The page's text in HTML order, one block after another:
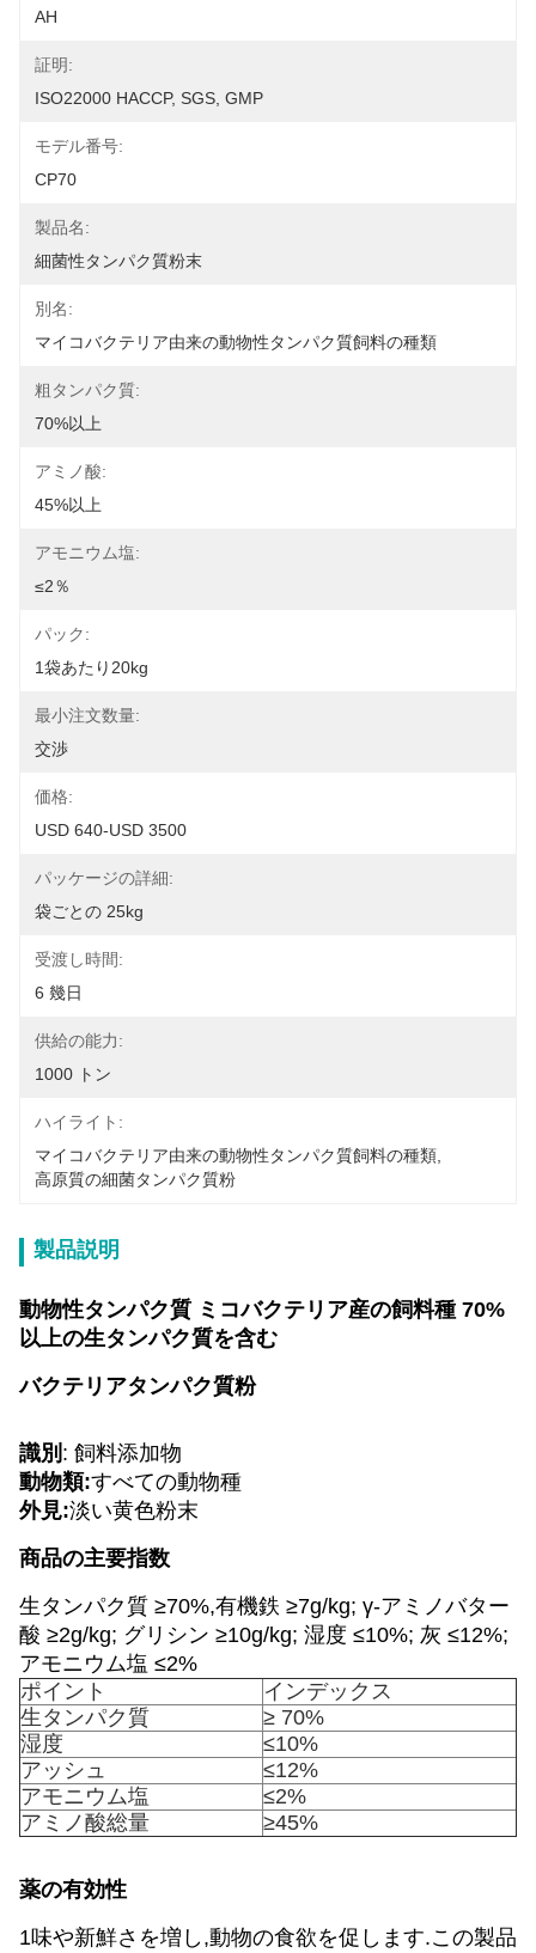
AH
証明:
ISO22000 HACCP, SGS, GMP
モデル番号:
CP70
製品名:
細菌性タンパク質粉末
別名:
マイコバクテリア由来の動物性タンパク質飼料の種類
粗タンパク質:
70%以上
アミノ酸:
45%以上
アモニウム塩:
≤2％
パック:
1袋あたり20kg
最小注文数量:
交渉
価格:
USD 640-USD 3500
パッケージの詳細:
袋ごとの 25kg
受渡し時間:
6 幾日
供給の能力:
1000 トン
ハイライト:
マイコバクテリア由来の動物性タンパク質飼料の種類
高原質の細菌タンパク質粉
製品説明
動物性タンパク質 ミコバクテリア産の飼料種 70%
以上の生タンパク質を含む
バクテリアタンパク質粉
識別 : 飼料添加物
動物類:すべての動物種
外見:淡い黄色粉末
商品の主要指数
生タンパク質 ≥70%,有機鉄 ≥7g/kg; γ-アミノバター
酸 ≥2g/kg; グリシン ≥10g/kg; 湿度 ≤10%; 灰 ≤12%;
アモニウム塩 ≤2%
ポイント
インデックス
生タンパク質
≥ 70%
湿度
≤10%
アッシュ
≤12%
アモニウム塩
≤2%
アミノ酸総量
≥45%
薬の有効性
1味や新鮮さを増し,動物の食欲を促します.この製品